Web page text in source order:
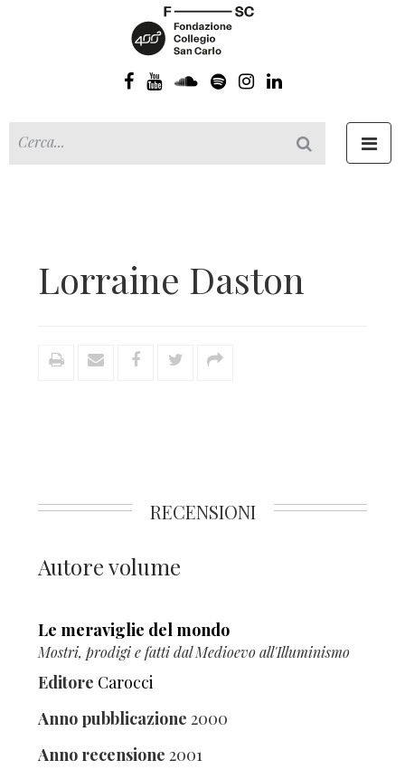
Lorraine Daston
RECENSIONI
Autore volume
Le meraviglie del mondo
Mostri, prodigi e fatti dal Medioevo all'Illuminismo
Editore Carocci
Anno pubblicazione 2000
Anno recensione 2001